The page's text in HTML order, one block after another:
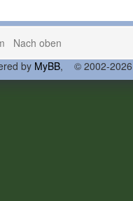
Nach oben
by MyBB, © 2002-